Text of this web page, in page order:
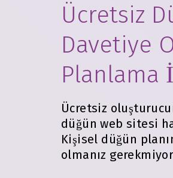
Ücretsiz
Davetiye
Planlama
Ücretsiz
düğün web sitesi
Kişisel düğün
olmanız